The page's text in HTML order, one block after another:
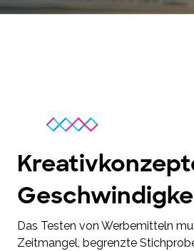
Das Testen von Werbemitteln
Zeitmangel, begrenzte